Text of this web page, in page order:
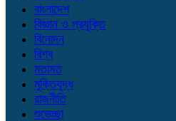
বাংলাদেশ
বিজ্ঞান ও প্রযুক্তি
বিনোদন
বিশ্ব
মতামত
মুক্তিযুদ্ধ
রাজনীতি
শুভেচ্ছা